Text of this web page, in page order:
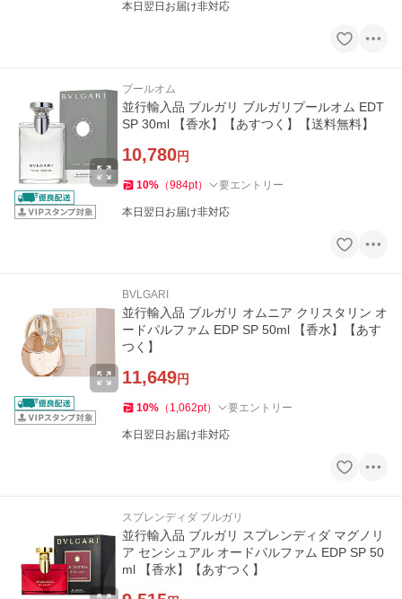
本日翌日お届け非対応
プールオム
並行輸入品 ブルガリ ブルガリプールオム EDT
SP 30ml 【香水】【あすつく】【送料無料】
10,780円
10% （984pt） 要エントリー
本日翌日お届け非対応
BVLGARI
並行輸入品 ブルガリ オムニア クリスタリン オ
ードパルファム EDP SP 50ml 【香水】【あす
つく】
11,649円
10% （ 1,062pt） 要エントリー
本日翌日お届け非対応
スプレンディダ ブルガリ
並行輸入品 ブルガリ スプレンディダ マグノリ
ア センシュアル オードパルファム EDP SP 50
ml 【香水】【あすつく】